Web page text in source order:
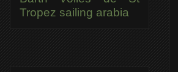
Tropez sailing arabia